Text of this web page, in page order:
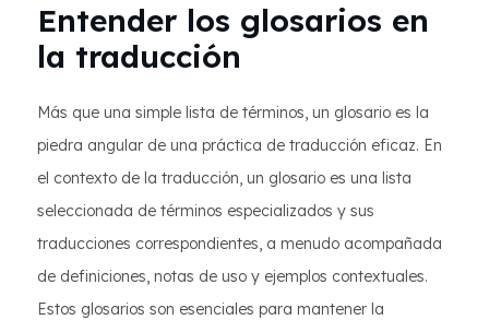
Entender los glosarios en
la traducción
Más que una simple lista de términos, un glosario es la
piedra angular de una práctica de traducción eficaz. En
el contexto de la traducción, un glosario es una lista
seleccionada de términos especializados y sus
traducciones correspondientes, a menudo acompañada
de definiciones, notas de uso y ejemplos contextuales.
Estos glosarios son esenciales para mantener la